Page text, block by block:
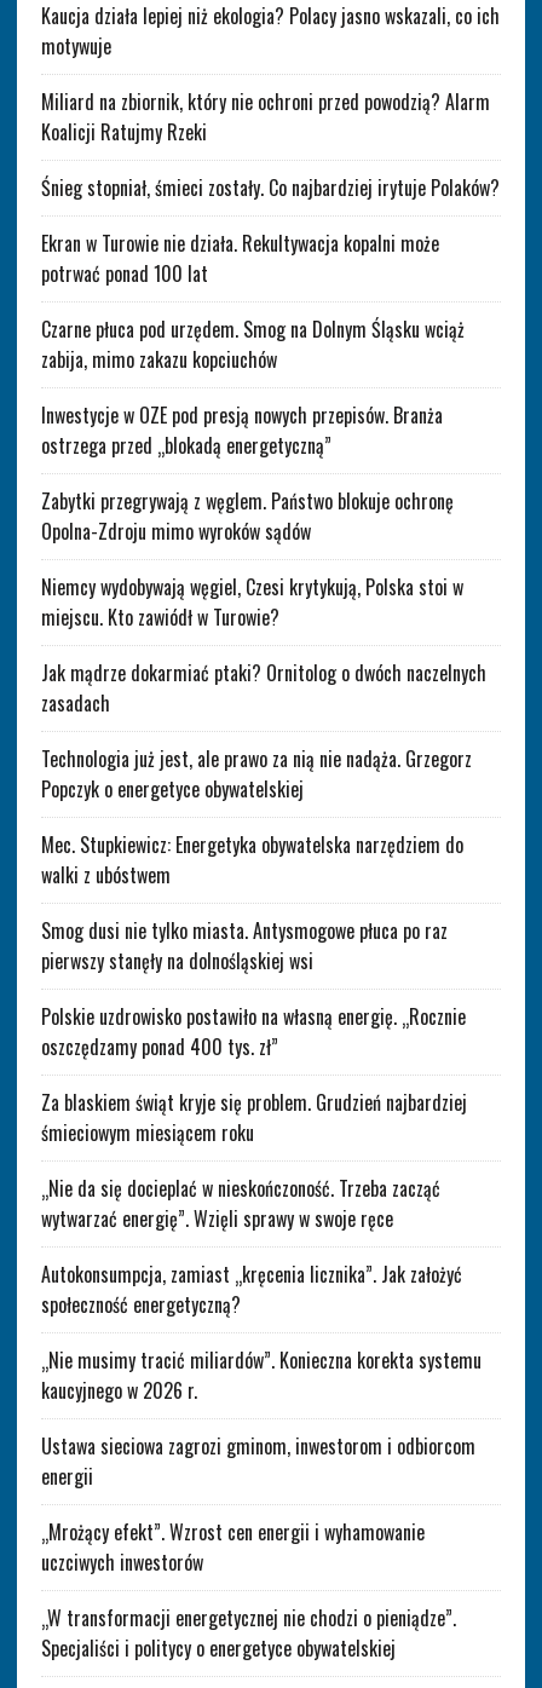
Kaucja działa lepiej niż ekologia? Polacy jasno wskazali, co ich
motywuje
Miliard na zbiornik, który nie ochroni przed powodzią? Alarm
Koalicji Ratujmy Rzeki
Śnieg stopniał, śmieci zostały. Co najbardziej irytuje Polaków?
Ekran w Turowie nie działa. Rekultywacja kopalni może
potrwać ponad 100 lat
Czarne płuca pod urzędem. Smog na Dolnym Śląsku wciąż
zabija, mimo zakazu kopciuchów
Inwestycje w OZE pod presją nowych przepisów. Branża
ostrzega przed „blokadą energetyczną”
Zabytki przegrywają z węglem. Państwo blokuje ochronę
Opolna-Zdroju mimo wyroków sądów
Niemcy wydobywają węgiel, Czesi krytykują, Polska stoi w
miejscu. Kto zawiódł w Turowie?
Jak mądrze dokarmiać ptaki? Ornitolog o dwóch naczelnych
zasadach
Technologia już jest, ale prawo za nią nie nadąża. Grzegorz
Popczyk o energetyce obywatelskiej
Mec. Stupkiewicz: Energetyka obywatelska narzędziem do
walki z ubóstwem
Smog dusi nie tylko miasta. Antysmogowe płuca po raz
pierwszy stanęły na dolnośląskiej wsi
Polskie uzdrowisko postawiło na własną energię. „Rocznie
oszczędzamy ponad 400 tys. zł”
Za blaskiem świąt kryje się problem. Grudzień najbardziej
śmieciowym miesiącem roku
„Nie da się docieplać w nieskończoność. Trzeba zacząć
wytwarzać energię”. Wzięli sprawy w swoje ręce
Autokonsumpcja, zamiast „kręcenia licznika”. Jak założyć
społeczność energetyczną?
„Nie musimy tracić miliardów”. Konieczna korekta systemu
kaucyjnego w 2026 r.
Ustawa sieciowa zagrozi gminom, inwestorom i odbiorcom
energii
„Mrożący efekt”. Wzrost cen energii i wyhamowanie
uczciwych inwestorów
„W transformacji energetycznej nie chodzi o pieniądze”.
Specjaliści i politycy o energetyce obywatelskiej